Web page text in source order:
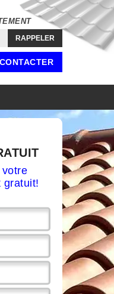
votre
gratuit!